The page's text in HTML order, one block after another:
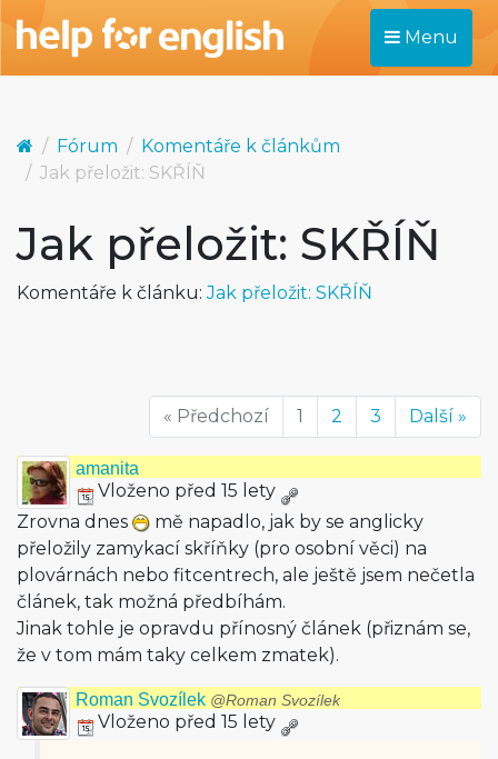
Menu
Fórum
Komentáře k článkům
Jak přeložit: SKŘÍŇ
Jak přeložit: SKŘÍŇ
Komentáře k článku:Jak přeložit: SKŘÍŇ
« Předchozí 1 2 3 Další »
amanita
Vloženo před 15 lety
Zrovna dnes
mě napadlo, jak by se anglicky
přeložily zamykací skříňky (pro osobní věci) na
plovárnách nebo fitcentrech, ale ještě jsem nečetla
článek, tak možná předbíhám.
Jinak tohle je opravdu přínosný článek (přiznám se,
že v tom mám taky celkem zmatek).
Roman Svozílek @Roman Svozílek
Vloženo před 15 lety